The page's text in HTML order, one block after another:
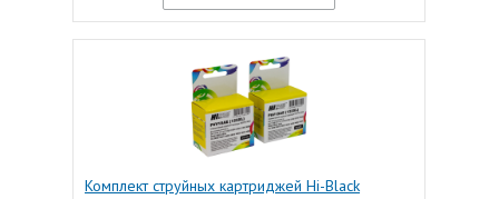
Комплект струйных картриджей Hi-Black